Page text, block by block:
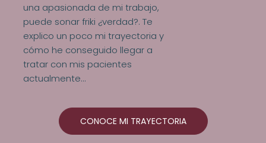
una apasionada de mi trabajo,
puede sonar friki ¿verdad?. Te
explico un poco mi trayectoria y
cómo he conseguido llegar a
tratar con mis pacientes
actualmente…
CONOCE MI TRAYECTORIA